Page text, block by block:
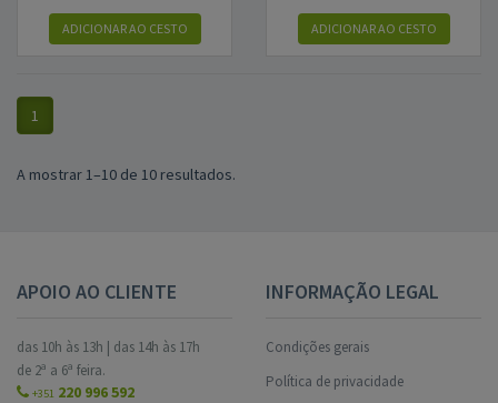
ADICIONARAO CESTO ADICIONARAO CESTO
1
A mostrar 1–10 de 10 resultados.
APOIO AO CLIENTE
das 10h às 13h | das 14h às 17h
de 2ª a 6ª feira.
+351 220 996 592
INFORMAÇÃO LEGAL
Condições gerais
Política de privacidade